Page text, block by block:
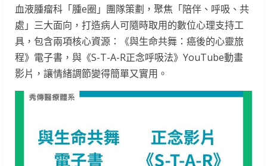
血液腫瘤科「腫e圈」團隊策劃，聚焦「陪伴、呼吸、共
處」三大面向，打造病人可隨時取用的數位心理支持工
具，包含兩項核心資源：《與生命共舞：癌後的心靈旅
程》電子書，與《S-T-A-R正念呼吸法》YouTube動畫
影片，讓情緒調節變得簡單又實用。